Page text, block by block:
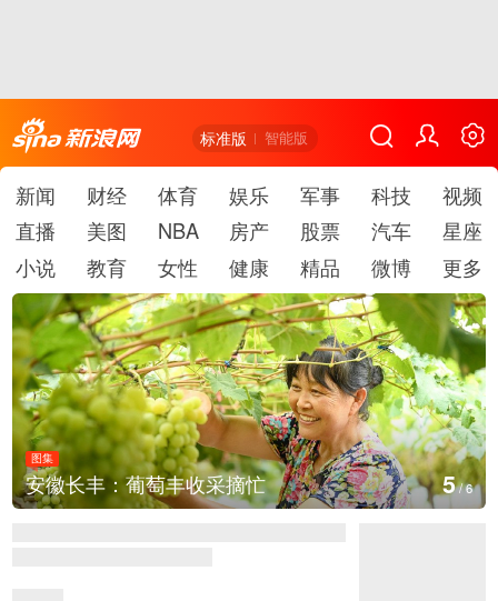
标准版 智能版
新闻 财经 体育 娱乐 军事 科技
视频
直播
美图 NBA 房产 股票 汽车
星座
小说
教育 女性 健康 精品 微博 更多
图集
湖北房县：路畅景美 6/6